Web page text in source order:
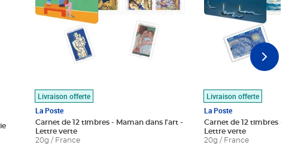
Livraison offerte
La Poste
Carnet de 12 timbres - Maman dans l'art -
Lettre verte
20g / France
Livraison offerte
La Poste
Carnet de 12 timbres - Le
Lettre verte
20g / France